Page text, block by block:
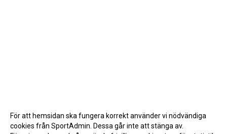
För att hemsidan ska fungera korrekt använder vi nödvändiga
cookies från SportAdmin. Dessa går inte att stänga av.